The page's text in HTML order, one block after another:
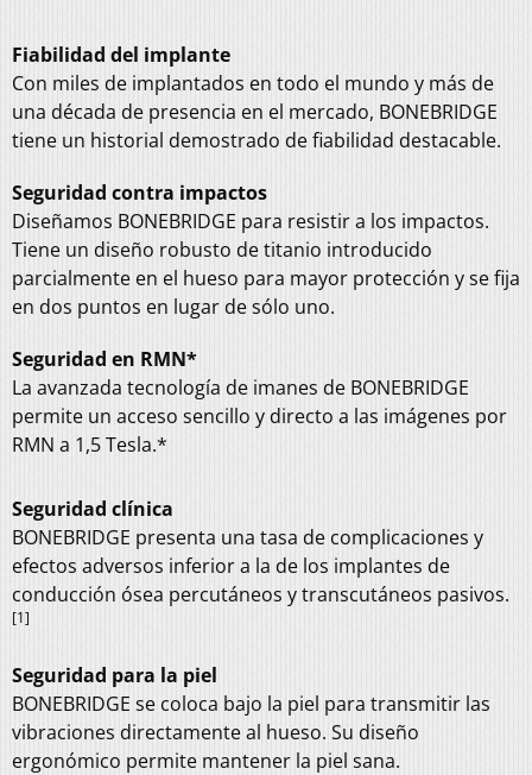
Fiabilidad del implante
Con miles de implantados en todo el mundo y más de
una década de presencia en el mercado, BONEBRIDGE
tiene un historial demostrado de fiabilidad destacable.
Seguridad contra impactos
Diseñamos BONEBRIDGE para resistir a los impactos.
Tiene un diseño robusto de titanio introducido
parcialmente en el hueso para mayor protección y se fija
en dos puntos en lugar de sólo uno.
Seguridad en RMN*
La avanzada tecnología de imanes de BONEBRIDGE
permite un acceso sencillo y directo a las imágenes por
RMN a 1,5 Tesla.*
Seguridad clínica
BONEBRIDGE presenta una tasa de complicaciones y
efectos adversos inferior a la de los implantes de
conducción ósea percutáneos y transcutáneos pasivos.
[1]
Seguridad para la piel
BONEBRIDGE se coloca bajo la piel para transmitir las
vibraciones directamente al hueso. Su diseño
ergonómico permite mantener la piel sana.